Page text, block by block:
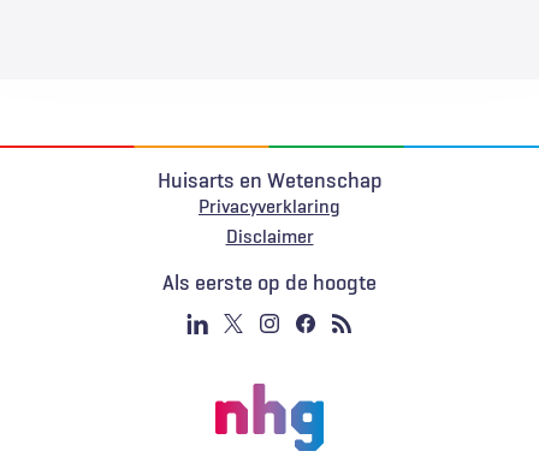
Huisarts en Wetenschap
Privacyverklaring
Voet
Disclaimer
Als eerste op de hoogte